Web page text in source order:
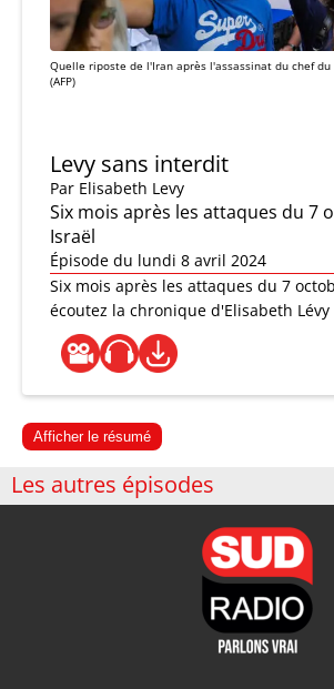
Quelle riposte de l'Iran après l'assassinat du chef du
(AFP)
Levy sans interdit
Par Elisabeth Levy
Six mois après les attaques du 7
Israël
Épisode du lundi 8 avril 2024
Six mois après les attaques du 7
écoutez la chronique d'Elisabeth Lévy
Afficher le résumé
Les autres épisodes